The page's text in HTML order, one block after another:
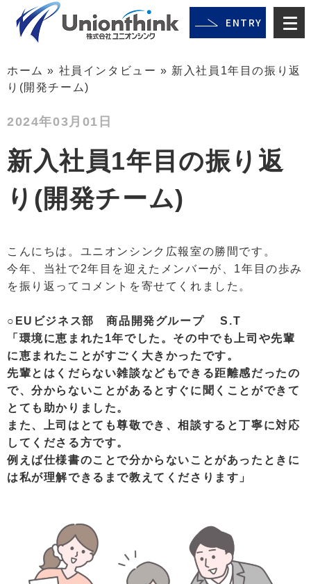
ENTRY
ホーム » 社員インタビュー » 新入社員1年目の振り返
り(開発チーム)
2024年03月01日
新入社員1年目の振り返
り(開発チーム)
こんにちは。ユニオンシンク広報室の勝間です。
今年、当社で2年目を迎えたメンバーが、1年目の歩み
を振り返ってコメントを寄せてくれました。
○EUビジネス部 商品開発グループ S.T
「環境に恵まれた1年でした。その中でも上司や先輩
に恵まれたことがすごく大きかったです。
先輩とはくだらない雑談などもできる距離感だったの
で、分からないことがあるとすぐに聞くことができて
とても助かりました。
また、上司はとても尊敬でき、相談すると丁寧に対応
してくださる方です。
例えば仕様書のことで分からないことがあったときに
は私が理解できるまで教えてくださります」